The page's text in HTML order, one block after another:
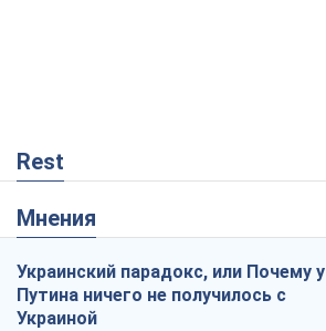
Rest
Мнения
Украинский парадокс, или Почему у
Путина ничего не получилось с
Украиной